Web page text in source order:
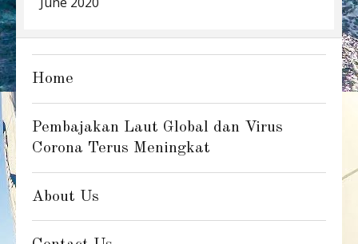
Home
Pembajakan Laut Global dan Virus
Corona Terus Meningkat
About Us